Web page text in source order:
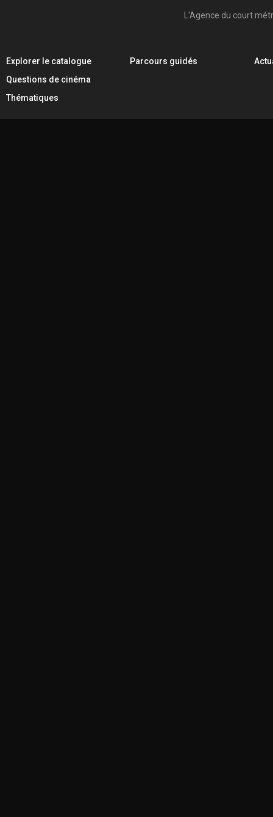
L'Agence du court
Explorer le catalogue
Questions de cinéma
Thématiques
Parcours guidés